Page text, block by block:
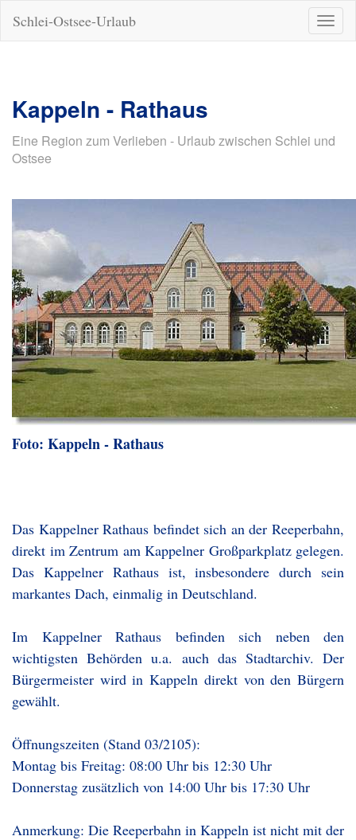
ein-/
Schlei-Ostsee-Urlaub
Kappeln - Rathaus
Eine Region zum Verlieben - Urlaub zwischen Schlei und
Ostsee
Foto: Kappeln - Rathaus
Das Kappelner Rathaus befindet sich an der Reeperbahn,
direkt im Zentrum am Kappelner Großparkplatz gelegen.
Das Kappelner Rathaus ist, insbesondere durch sein
markantes Dach, einmalig in Deutschland.
Im Kappelner Rathaus befinden sich neben den
wichtigsten Behörden u.a. auch das Stadtarchiv. Der
Bürgermeister wird in Kappeln direkt von den Bürgern
gewählt.
Öffnungszeiten (Stand 03/2105):
Montag bis Freitag: 08:00 Uhr bis 12:30 Uhr
Donnerstag zusätzlich von 14:00 Uhr bis 17:30 Uhr
Anmerkung: Die Reeperbahn in Kappeln ist nicht mit der